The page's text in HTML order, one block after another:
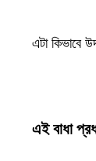
এটা কিভাবে
এই বাধা